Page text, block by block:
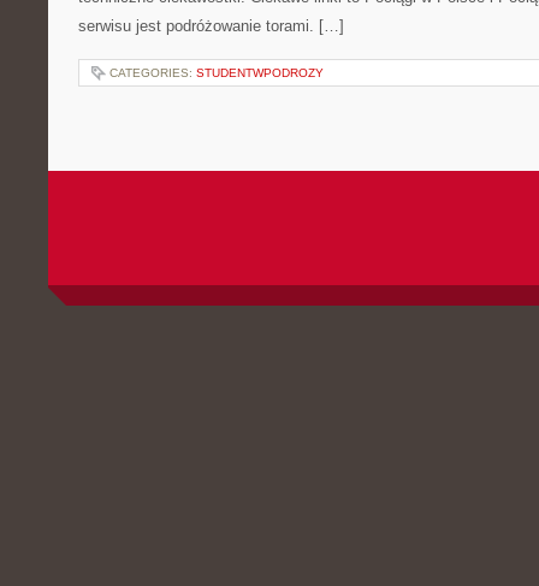
serwisu jest podróżowanie torami. […]
CATEGORIES: STUDENTWPODROZY